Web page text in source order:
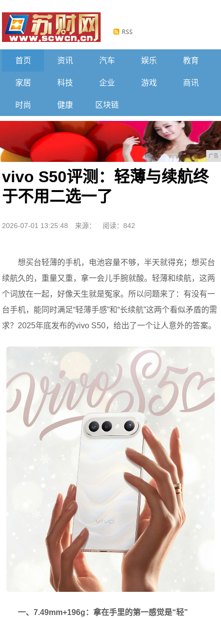
首页 资讯 汽车 娱乐 教育
家居 科技 企业 游戏 商讯
时尚 健康 区块链
广告
vivo S50评测：轻薄与续航终
于不用二选一了
2026-07-01 13:25:48 来源： 阅读：842
想买台轻薄的手机，电池容量不够，半天就得充；想买台
续航久的，重量又重，拿一会儿手腕就酸。轻薄和续航，这两
个词放在一起，好像天生就是冤家。所以问题来了：有没有一
台手机，能同时满足“轻薄手感”和“长续航”这两个看似矛盾的需
求？2025年底发布的vivo S50，给出了一个让人意外的答案。
一、7.49mm+196g：拿在手里的第一感觉是“轻”